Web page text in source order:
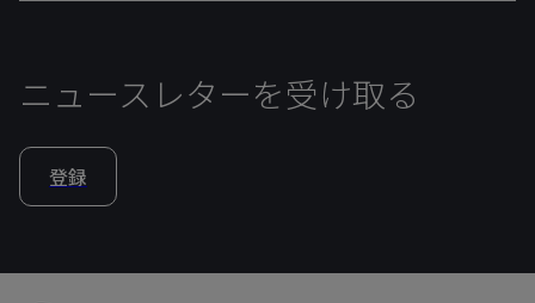
ニュースレターを受け取る
登録